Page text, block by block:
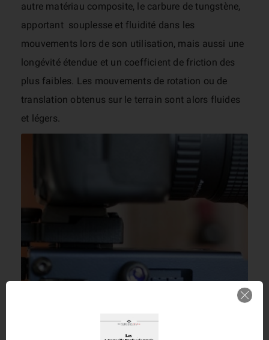
autre matériau composite, le carbure de tungstène,
apportant souplesse et fluidité dans les
mouvements lors de son utilisation, mais aussi une
longévité étendue et un coefficient de friction des
plus faibles. Les mouvements de rotation ou de
translation obtenus sur le terrain sont alors fluides
et légers.